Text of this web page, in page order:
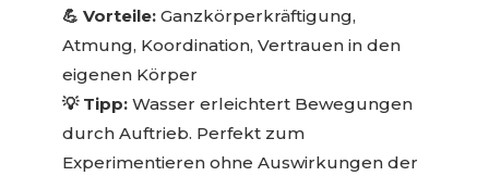
💪 Vorteile:Ganzkörperkräftigung,
Atmung, Koordination, Vertrauen in den
eigenen Körper
💡 Tipp:Wasser erleichtert Bewegungen
durch Auftrieb. Perfekt zum
Experimentieren ohne Auswirkungen der